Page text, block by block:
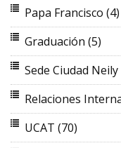
Papa Francisco (4)
Graduación (5)
Sede Ciudad Neily
Relaciones
UCAT (70)